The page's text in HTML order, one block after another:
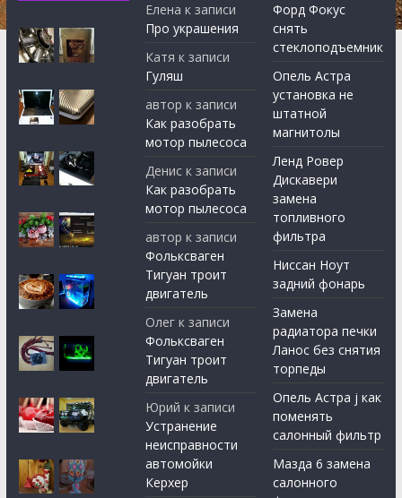
Елена к записи
Про украшения
Катя к записи
Гуляш
автор к записи
Как разобрать
мотор пылесоса
Денис к записи
Как разобрать
мотор пылесоса
автор к записи
Фольксваген
Тигуан троит
двигатель
Олег к записи
Фольксваген
Тигуан троит
двигатель
Юрий к записи
Устранение
неисправности
автомойки
Керхер
Форд Фокус
снять
стеклоподъемник
Опель Астра
установка не
штатной
магнитолы
Ленд Ровер
Дискавери
замена
топливного
фильтра
Ниссан Ноут
задний фонарь
Замена
радиатора печки
Ланос без снятия
торпеды
Опель Астра j как
поменять
салонный фильтр
Мазда 6 замена
салонного